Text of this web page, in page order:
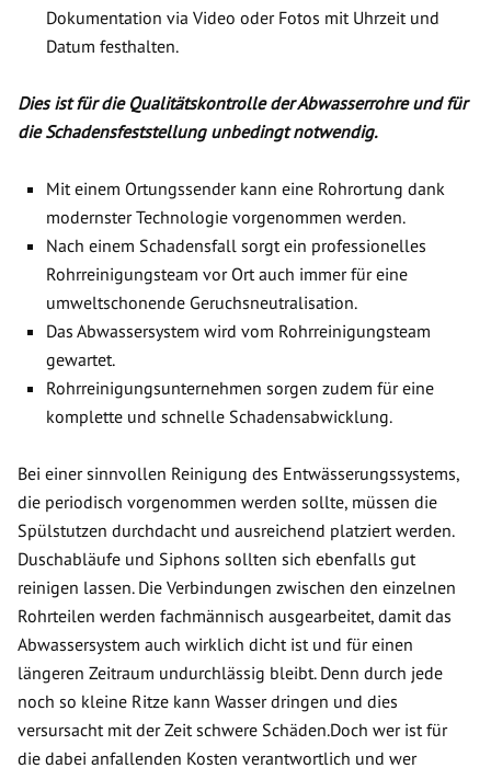
Dokumentation via Video oder Fotos mit Uhrzeit und
Datum festhalten.
Dies ist für die Qualitätskontrolle der Abwasserrohre und für
die Schadensfeststellung unbedingt notwendig.
Mit einem Ortungssender kann eine Rohrortung dank
modernster Technologie vorgenommen werden.
Nach einem Schadensfall sorgt ein professionelles
Rohrreinigungsteam vor Ort auch immer für eine
umweltschonende Geruchsneutralisation.
Das Abwassersystem wird vom Rohrreinigungsteam
gewartet.
Rohrreinigungsunternehmen sorgen zudem für eine
komplette und schnelle Schadensabwicklung.
Bei einer sinnvollen Reinigung des Entwässerungssystems,
die periodisch vorgenommen werden sollte, müssen die
Spülstutzen durchdacht und ausreichend platziert werden.
Duschabläufe und Siphons sollten sich ebenfalls gut
reinigen lassen. Die Verbindungen zwischen den einzelnen
Rohrteilen werden fachmännisch ausgearbeitet, damit das
Abwassersystem auch wirklich dicht ist und für einen
längeren Zeitraum undurchlässig bleibt. Denn durch jede
noch so kleine Ritze kann Wasser dringen und dies
versursacht mit der Zeit schwere Schäden.Doch wer ist für
die dabei anfallenden Kosten verantwortlich und wer